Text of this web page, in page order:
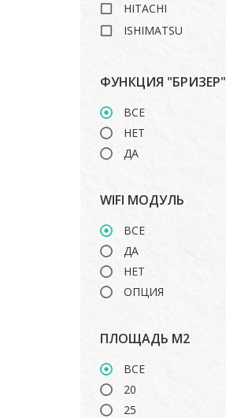
HITACHI
ISHIMATSU
LG
MDV
MIDEA
MITSUBISHI HEAVY
TOSHIBA
ФУНКЦИЯ "БРИЗЕР"
ВСЕ
НЕТ
ДА
WIFI МОДУЛЬ
ВСЕ
ДА
НЕТ
ОПЦИЯ
ПЛОЩАДЬ М2
ВСЕ
20
25